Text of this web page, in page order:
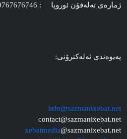
ژماره‌ی ته‌له‌فۆن ئوروپا : 0767676746 (0046)
په‌یوه‌ندی ئه‌له‌کترۆنی:
info@sazmanixebat.net
contact@sazmanixebat.net
xebatmedia@sazmanixebat.net